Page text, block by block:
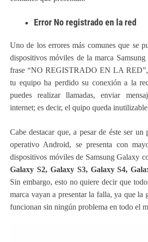
Error No registrado en la red
Uno de los errores más comunes que se
dispositivos móviles de la marca
frase “NO REGISTRADO EN LA
tu equipo ha perdido su conexión a la
puedes realizar llamadas, enviar
internet; es decir, el quipo queda
Cabe destacar que, a pesar de éste ser un
operativo Android, se presenta con
dispositivos móviles de Samsung Galaxy
Galaxy S2, Galaxy S3, Galaxy S4,
Sin embargo, esto no quiere decir que
marca vayan a presentar la falla, ya que la
funcionan sin ningún problema en todo el